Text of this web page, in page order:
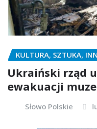
KULTURA, SZTUKA,
Ukraiński rząd
ewakuacji
Słowo Polskie